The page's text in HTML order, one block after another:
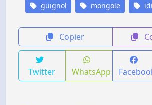
guignol mongole
Copier
Twitter WhatsApp